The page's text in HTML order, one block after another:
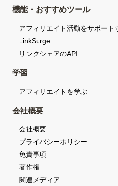
機能・おすすめツール
アフィリエイト活動をサポート
LinkSurge
リンクシェアのAPI
学習
アフィリエイトを学ぶ
会社概要
会社概要
プライバシーポリシー
免責事項
著作権
関連メディア